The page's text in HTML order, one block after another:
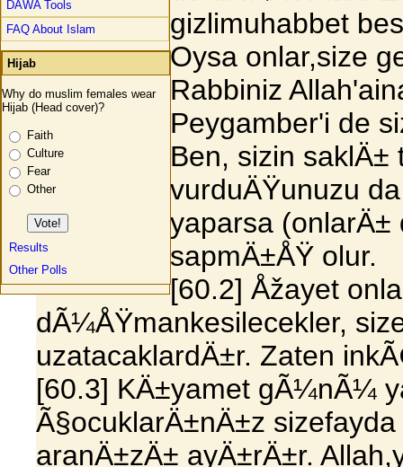
DAWA Tools
FAQ About Islam
Hijab
Why do muslim females wear
Hijab (Head cover)?
Faith
Culture
Fear
Other
Results
Other Polls
gizlimuhabbet
Oysa onlar,size
Rabbiniz
Peygamber'i de
Ben, sizin saklÄ±
vurduÄŸunuzu
yaparsa (onlarÄ±
sapmÄ±ÅŸ olur.
[60.2] Åžayet
dÃ¼ÅŸmankesilecekler,
uzatacaklardÄ±r. Zaten
[60.3] KÄ±yamet gÃ¼nÃ¼
Ã§ocuklarÄ±nÄ±z
aranÄ±zÄ± ayÄ±rÄ±r.